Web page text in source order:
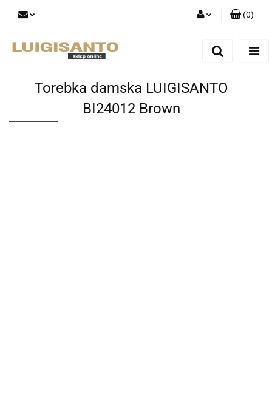
Dodaj zgłoszenie
(0)
Torebka damska LUIGISANTO
BI24012 Brown